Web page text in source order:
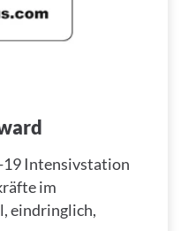
19 Intensivstation
im
eindringlich,